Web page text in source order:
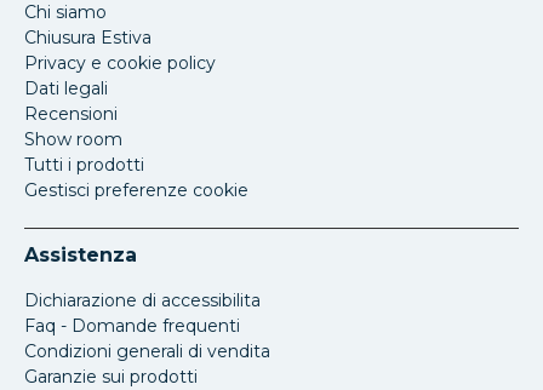
Chi siamo
Chiusura Estiva
Privacy e cookie policy
Dati legali
Recensioni
Show room
Tutti i prodotti
Gestisci preferenze cookie
Assistenza
Dichiarazione di accessibilita
Faq - Domande frequenti
Condizioni generali di vendita
Garanzie sui prodotti